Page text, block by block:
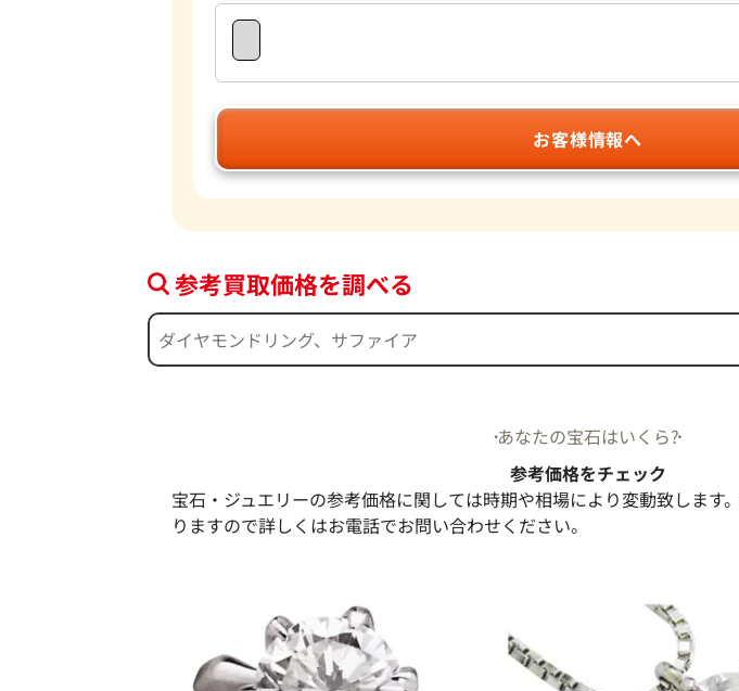
お客様情報へ
参考買取価格を調べる
あなたの宝石はいくら?
参考価格をチェック
宝石・ジュエリーの参考価格に関しては時期や相場により変動致します
りますので詳しくはお電話でお問い合わせください。